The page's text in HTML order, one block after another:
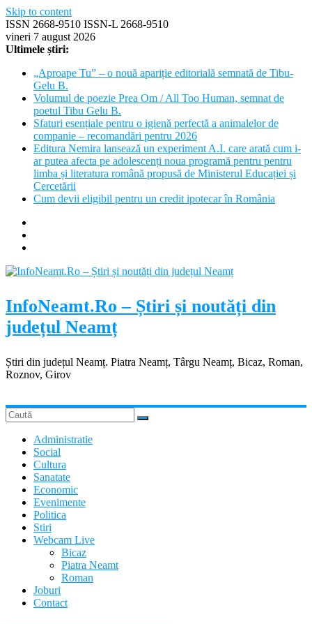
Skip to content
ISSN 2668-9510 ISSN-L 2668-9510
vineri 7 august 2026
Ultimele știri:
„Aproape Tu” – o nouă apariție editorială semnată de Tibu-
Gelu B.
Volumul de poezie Prea Om / All Too Human, semnat de
poetul Tibu Gelu B.
Sfaturi esențiale pentru o igienă perfectă a animalelor de
companie – recomandări pentru 2026
Editura Nemira lansează un experiment A.I. care arată cum i-
ar putea afecta pe adolescenți noua programă pentru pentru
limba și literatura română propusă de Ministerul Educației și
Cercetării
Cum devii eligibil pentru un credit ipotecar în România
InfoNeamt.Ro – Știri și noutăți din
județul Neamț
Știri din județul Neamț. Piatra Neamț, Târgu Neamț, Bicaz, Roman,
Roznov, Girov
Administratie
Social
Cultura
Sanatate
Economic
Evenimente
Politica
Stiri
Webcam Live
Bicaz
Piatra Neamt
Roman
Joburi
Contact